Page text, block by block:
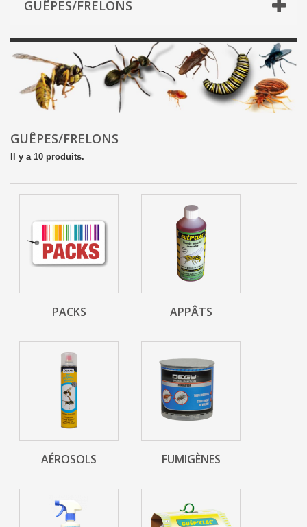
GUÊPES/FRELONS
GUÊPES/FRELONS
Il y a 10 produits.
PACKS APPÂTS
AÉROSOLS FUMIGÈNES